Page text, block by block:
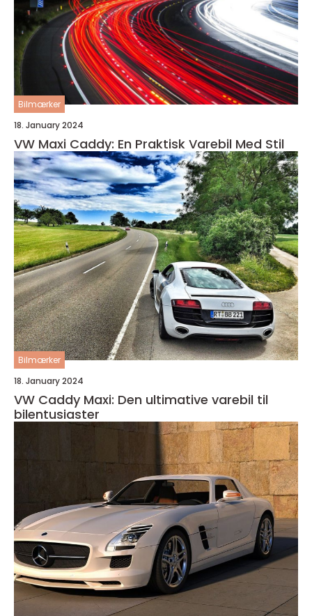
Bilmærker
18. January 2024
VW Maxi Caddy: En Praktisk Varebil Med Stil
Bilmærker
18. January 2024
VW Caddy Maxi: Den ultimative varebil til
bilentusiaster